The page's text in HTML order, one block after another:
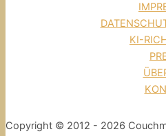
KI-
Copyright © 2012 - 2026